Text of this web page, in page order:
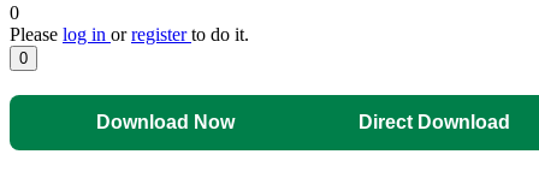
0
Please log in orregisterto do it.
0
Download Now Direct Download